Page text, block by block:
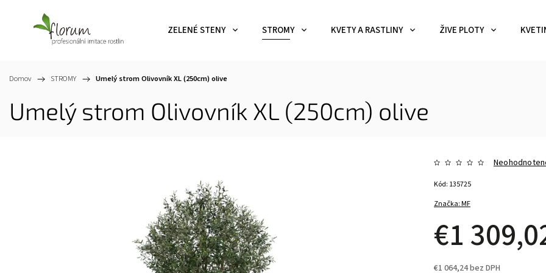
ZELENÉ STENY STROMY KVETY A RASTLINY ŽIVE PLOTY
Domov / STROMY / Umelý strom Olivovník XL (250cm)olive
Umelý strom Olivovník XL (250cm) olive
Značka:MF
€1
€1 064,24 bez DPH
Kód: 135725